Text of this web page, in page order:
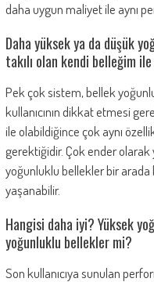
daha uygun maliyet ile aynı
Daha yüksek ya da düşük
takılı olan kendi belleğim ile
Pek çok sistem, bellek
kullanıcının dikkat etmesi
ile olabildiğince çok aynı
gerektiğidir. Çok ender
yoğunluklu bellekler bir arada
yaşanabilir.
Hangisi daha iyi? Yüksek
yoğunluklu bellekler mi?
Son kullanıcıya sunulan